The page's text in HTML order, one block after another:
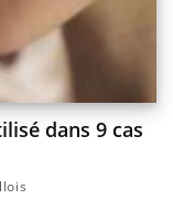
dans 9 cas